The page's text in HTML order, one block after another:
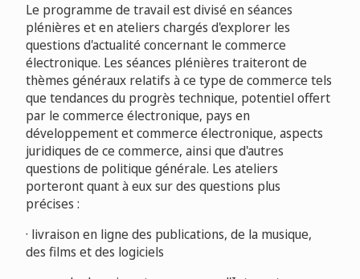
Le programme de travail est divisé en séances
plénières et en ateliers chargés d'explorer les
questions d'actualité concernant le commerce
électronique. Les séances plénières traiteront de
thèmes généraux relatifs à ce type de commerce tels
que tendances du progrès technique, potentiel offert
par le commerce électronique, pays en
développement et commerce électronique, aspects
juridiques de ce commerce, ainsi que d'autres
questions de politique générale. Les ateliers
porteront quant à eux sur des questions plus
précises :
· livraison en ligne des publications, de la musique,
des films et des logiciels